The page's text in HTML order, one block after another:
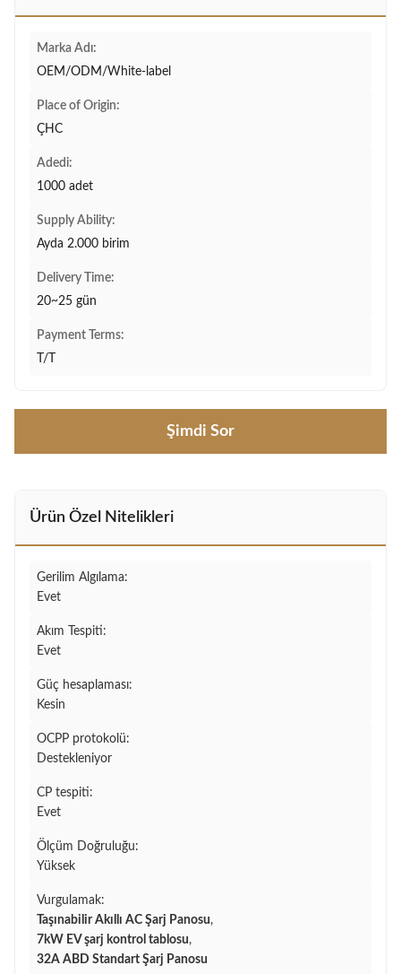
Marka Adı:
OEM/ODM/White-label
Place of Origin:
ÇHC
Adedi:
1000 adet
Supply Ability:
Ayda 2.000 birim
Delivery Time:
20~25 gün
Payment Terms:
T/T
Şimdi Sor
Ürün Özel Nitelikleri
Gerilim Algılama:
Evet
Akım Tespiti:
Evet
Güç hesaplaması:
Kesin
OCPP protokolü:
Destekleniyor
CP tespiti:
Evet
Ölçüm Doğruluğu:
Yüksek
Vurgulamak:
Taşınabilir Akıllı AC Şarj Panosu,
7kW EV şarj kontrol tablosu,
32A ABD Standart Şarj Panosu